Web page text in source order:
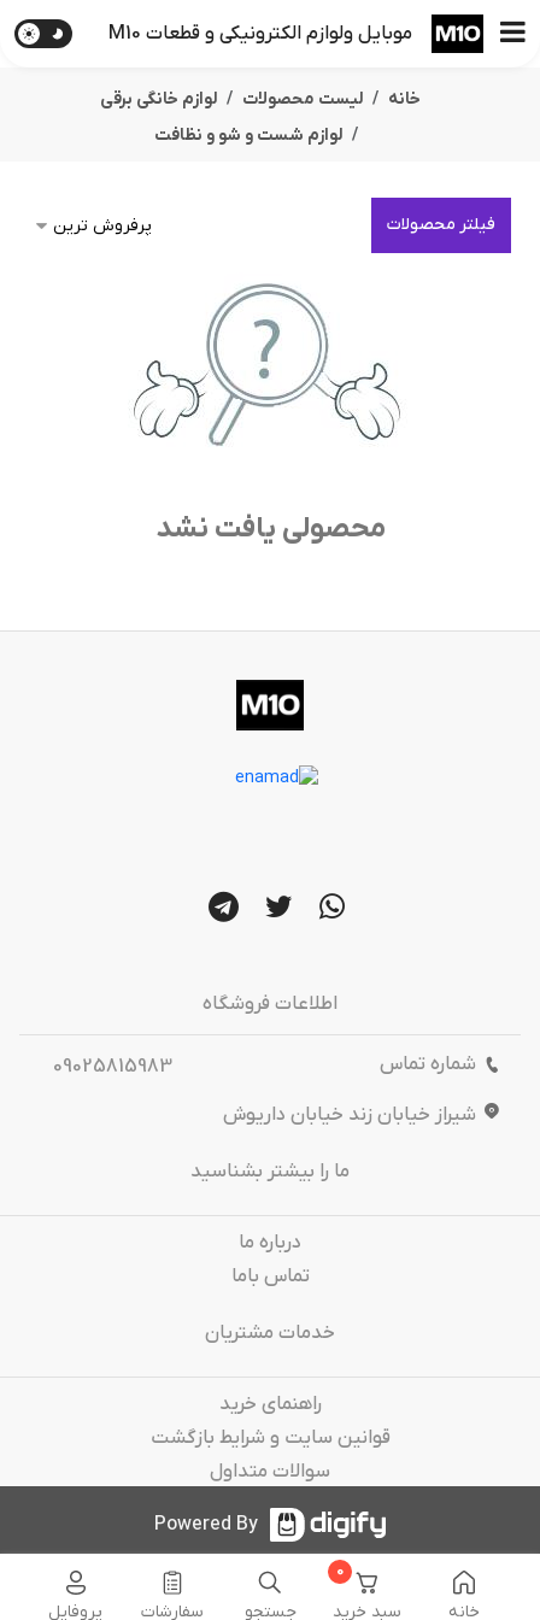
موبایل ولوازم الکترونیکی و قطعات M10
سفارشات جستجو پروفایل خانه
0
سبد خرید
خانه لیست محصولات
لوازم خانگی برقی
لوازم شست و شو و نظافت
فیلتر محصولات
محصولی یافت نشد
اطلاعات فروشگاه
شماره تماس
09025815983
شیراز خیابان زند خیابان داریوش
ما را بیشتر بشناسید
درباره‌ ما
تماس باما
خدمات مشتریان
راهنمای خرید
قوانین سایت و شرایط بازگشت
سوالات متداول
Powered By